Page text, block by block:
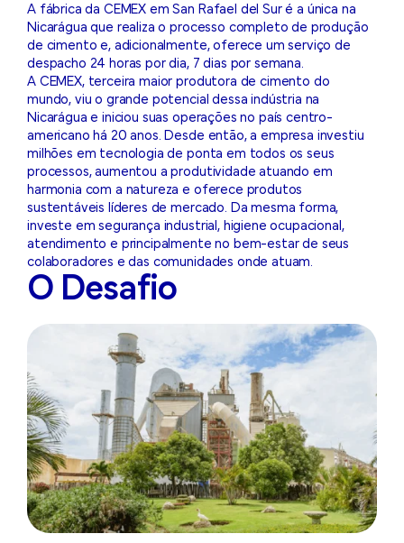
A fábrica da CEMEX em San Rafael del Sur é a única na
Nicarágua que realiza o processo completo de produção
de cimento e, adicionalmente, oferece um serviço de
despacho 24 horas por dia, 7 dias por semana.
A CEMEX, terceira maior produtora de cimento do
mundo, viu o grande potencial dessa indústria na
Nicarágua e iniciou suas operações no país centro-
americano há 20 anos. Desde então, a empresa investiu
milhões em tecnologia de ponta em todos os seus
processos, aumentou a produtividade atuando em
harmonia com a natureza e oferece produtos
sustentáveis líderes de mercado. Da mesma forma,
investe em segurança industrial, higiene ocupacional,
atendimento e principalmente no bem-estar de seus
colaboradores e das comunidades onde atuam.
O Desafio